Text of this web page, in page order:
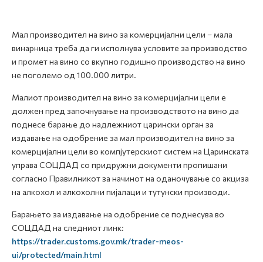
Медиа центар
Контакт
Е-Весник
Мал производител на вино за комерцијални цели – мала
винарница треба да ги исполнува условите за производство
и промет на вино со вкупно годишно производство на вино
не поголемо од 100.000 литри.
Малиот производител на вино за комерцијални цели е
должен пред започнување на производството на вино да
поднесе барање до надлежниот царински орган за
издавање на одобрение за мал производител на вино за
комерцијални цели во компјутерскиот систем на Царинската
управа СОЦДАД со придружни документи пропишани
согласно Правилникот за начинот на оданочување со акциза
на алкохол и алкохолни пијалаци и тутунски производи.
Барањето за издавање на одобрение се поднесува во
СОЦДАД на следниот линк:
https://trader.customs.gov.mk/trader-meos-
ui/protected/main.html